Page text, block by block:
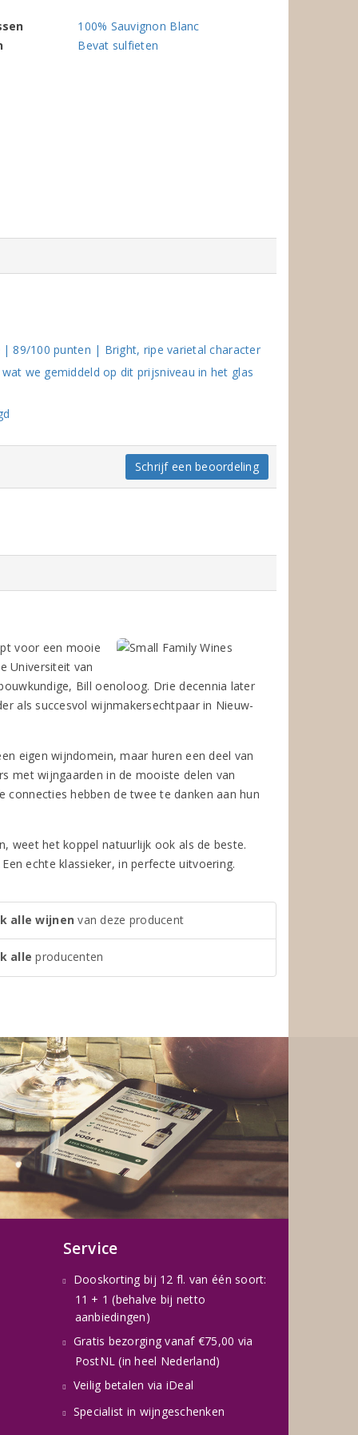
100% Sauvignon Blanc
Bevat sulfieten
| 89/100 punten | Bright, ripe varietal character
we gemiddeld op dit prijsniveau in het glas
Schrijf een beoordeling
voor een mooie
Universiteit van
Bill oenoloog. Drie decennia later
als succesvol wijnmakersechtpaar in Nieuw-
eigen wijndomein, maar huren een deel van
met wijngaarden in de mooiste delen van
connecties hebben de twee te danken aan hun
weet het koppel natuurlijk ook als de beste.
echte klassieker, in perfecte uitvoering.
alle wijnen van deze producent
alle producenten
Service
Dooskorting bij 12 fl. van één soort:
11 + 1 (behalve bij netto
aanbiedingen)
Gratis bezorging vanaf €75,00 via
PostNL (in heel Nederland)
Veilig betalen via iDeal
Specialist in wijngeschenken